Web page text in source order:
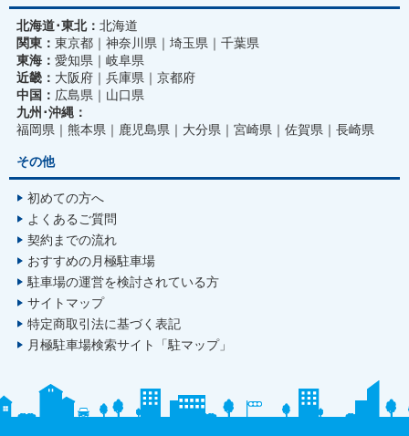
北海道･東北： 北海道
関東： 東京都 神奈川県 埼玉県
千葉県
東海： 愛知県
岐阜県
近畿： 大阪府 兵庫県
京都府
中国： 広島県
山口県
九州･沖縄：
福岡県
熊本県 鹿児島県 大分県 宮崎県 佐賀県
長崎県
その他
初めての方へ
よくあるご質問
契約までの流れ
おすすめの月極駐車場
駐車場の運営を検討されている方
サイトマップ
特定商取引法に基づく表記
月極駐車場検索サイト「駐マップ」